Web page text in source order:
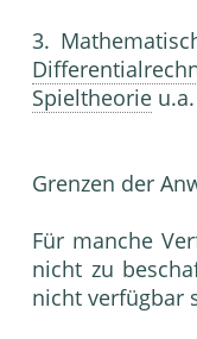
3.
Spieltheorie u.a.
Grenzen der
Für manche
nicht zu
nicht verfügbar